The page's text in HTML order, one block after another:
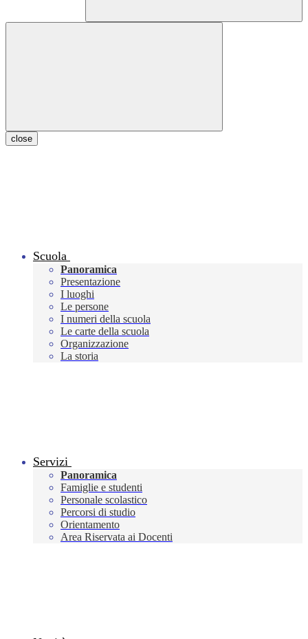
close
Scuola
Panoramica
Presentazione
I luoghi
Le persone
I numeri della scuola
Le carte della scuola
Organizzazione
La storia
Servizi
Panoramica
Famiglie e studenti
Personale scolastico
Percorsi di studio
Orientamento
Area Riservata ai Docenti